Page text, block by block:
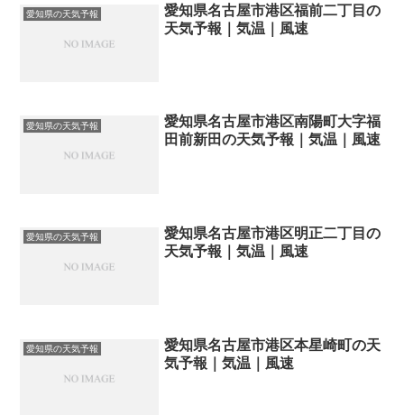
愛知県の天気予報
愛知県名古屋市港区福前二丁目の
天気予報｜気温｜風速
愛知県の天気予報
愛知県名古屋市港区南陽町大字福
田前新田の天気予報｜気温｜風速
愛知県の天気予報
愛知県名古屋市港区明正二丁目の
天気予報｜気温｜風速
愛知県の天気予報
愛知県名古屋市港区本星崎町の天
気予報｜気温｜風速